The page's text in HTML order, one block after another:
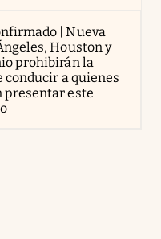
| Nueva
Houston y
prohibirán la
conducir a quienes
presentar este